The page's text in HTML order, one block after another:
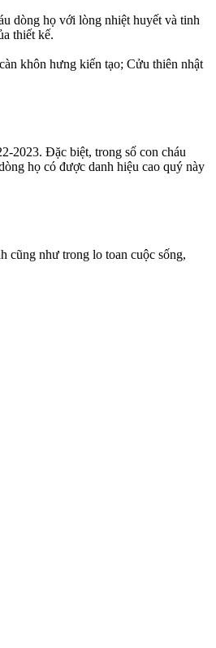
dòng họ với lòng nhiệt huyết và tinh
thiết kế.
khôn hưng kiến tạo; Cửu thiên nhật
2023. Đặc biệt, trong số con cháu
họ có được danh hiệu cao quý này
cũng như trong lo toan cuộc sống,